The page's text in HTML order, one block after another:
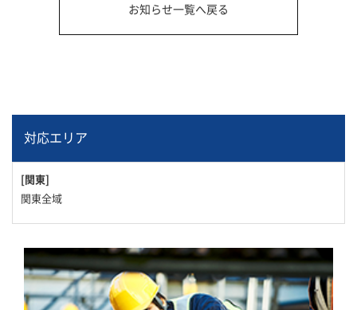
お知らせ一覧へ戻る
対応エリア
[関東]
関東全域